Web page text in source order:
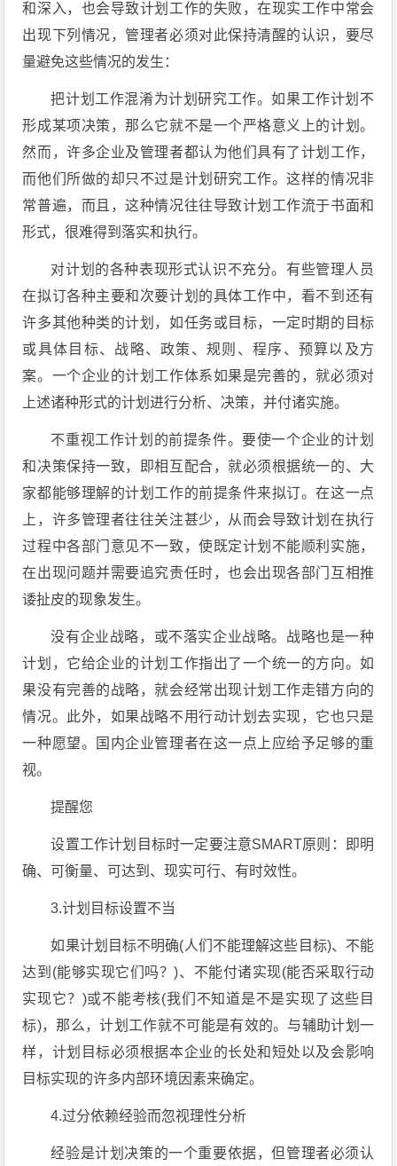
和深入，也会导致计划工作的失败，在现实工作中常会
出现下列情况，管理者必须对此保持清醒的认识，要尽
量避免这些情况的发生：
把计划工作混淆为计划研究工作。如果工作计划不
形成某项决策，那么它就不是一个严格意义上的计划。
然而，许多企业及管理者都认为他们具有了计划工作，
而他们所做的却只不过是计划研究工作。这样的情况非
常普遍，而且，这种情况往往导致计划工作流于书面和
形式，很难得到落实和执行。
对计划的各种表现形式认识不充分。有些管理人员
在拟订各种主要和次要计划的具体工作中，看不到还有
许多其他种类的计划，如任务或目标，一定时期的目标
或具体目标、战略、政策、规则、程序、预算以及方
案。一个企业的计划工作体系如果是完善的，就必须对
上述诸种形式的计划进行分析、决策，并付诸实施。
不重视工作计划的前提条件。要使一个企业的计划
和决策保持一致，即相互配合，就必须根据统一的、大
家都能够理解的计划工作的前提条件来拟订。在这一点
上，许多管理者往往关注甚少，从而会导致计划在执行
过程中各部门意见不一致，使既定计划不能顺利实施，
在出现问题并需要追究责任时，也会出现各部门互相推
诿扯皮的现象发生。
没有企业战略，或不落实企业战略。战略也是一种
计划，它给企业的计划工作指出了一个统一的方向。如
果没有完善的战略，就会经常出现计划工作走错方向的
情况。此外，如果战略不用行动计划去实现，它也只是
一种愿望。国内企业管理者在这一点上应给予足够的重
视。
提醒您
设置工作计划目标时一定要注意SMART原则：即明
确、可衡量、可达到、现实可行、有时效性。
3.计划目标设置不当
如果计划目标不明确(人们不能理解这些目标)、不能
达到(能够实现它们吗？)、不能付诸实现(能否采取行动
实现它？)或不能考核(我们不知道是不是实现了这些目
标)，那么，计划工作就不可能是有效的。与辅助计划一
样，计划目标必须根据本企业的长处和短处以及会影响
目标实现的许多内部环境因素来确定。
4.过分依赖经验而忽视理性分析
经验是计划决策的一个重要依据，但管理者必须认